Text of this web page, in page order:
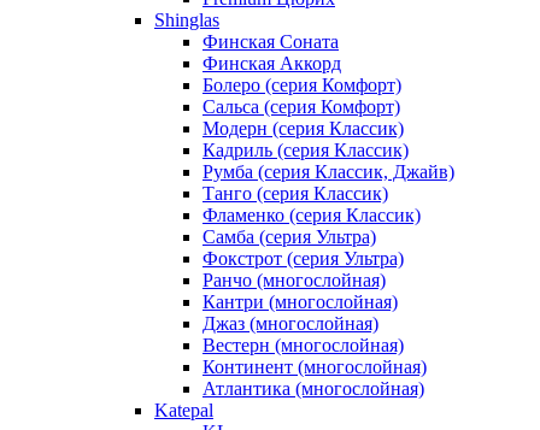
Shinglas
Финская Соната
Финская Аккорд
Болеро (серия Комфорт)
Сальса (серия Комфорт)
Модерн (серия Классик)
Кадриль (серия Классик)
Румба (серия Классик, Джайв)
Танго (серия Классик)
Фламенко (серия Классик)
Самба (серия Ультра)
Фокстрот (серия Ультра)
Ранчо (многослойная)
Кантри (многослойная)
Джаз (многослойная)
Вестерн (многослойная)
Континент (многослойная)
Атлантика (многослойная)
Katepal